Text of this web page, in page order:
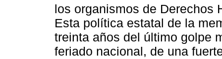
los organismos de Derechos
Esta política estatal de la
treinta años del último golpe
feriado nacional, de una